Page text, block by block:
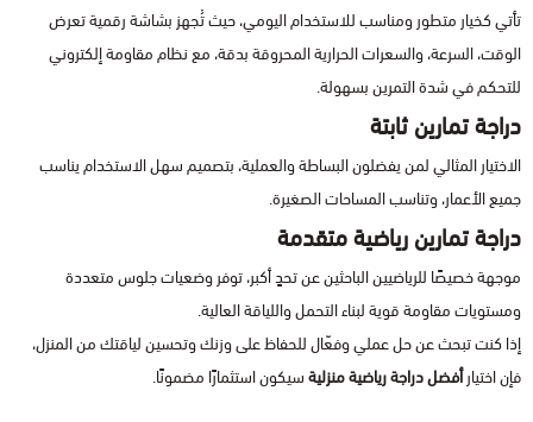
تأتي كخيار متطور ومناسب للاستخدام اليومي، حيث تُجهز بشاشة رقمية تعرض
الوقت، السرعة، والسعرات الحرارية المحروقة بدقة، مع نظام مقاومة إلكتروني
للتحكم في شدة التمرين بسهولة.
دراجة تمارين ثابتة
الاختيار المثالي لمن يفضلون البساطة والعملية، بتصميم سهل الاستخدام يناسب
جميع الأعمار، وتناسب المساحات الصغيرة.
دراجة تمارين رياضية متقدمة
موجهة خصيصًا للرياضيين الباحثين عن تحدٍ أكبر، توفر وضعيات جلوس متعددة
ومستويات مقاومة قوية لبناء التحمل واللياقة العالية.
إذا كنت تبحث عن حل عملي وفعّال للحفاظ على وزنك وتحسين لياقتك من المنزل،
فإن اختيارأفضل دراجة رياضية منزليةسيكون استثمارًا مضمونًا.